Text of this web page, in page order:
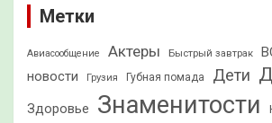
Метки
Авиасообщение Актеры Быстрый завтрак
новости
Грузия Губная помада Дети
Здоровье Знаменитости